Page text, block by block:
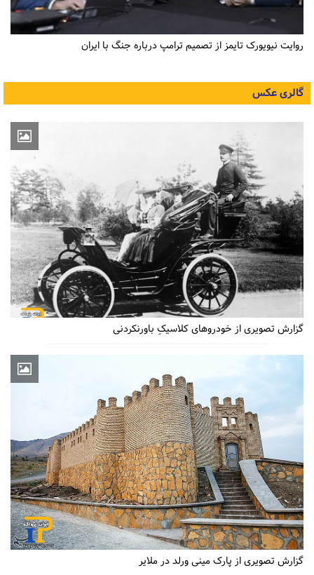
روایت نیویورک تایمز از تصمیم ترامپ درباره جنگ با ایران
گالری عکس
گزارش تصویری از خودروهای کلاسیکِ باورنکردنی
گزارش تصویری از پارک مینی ورلد در ملایر